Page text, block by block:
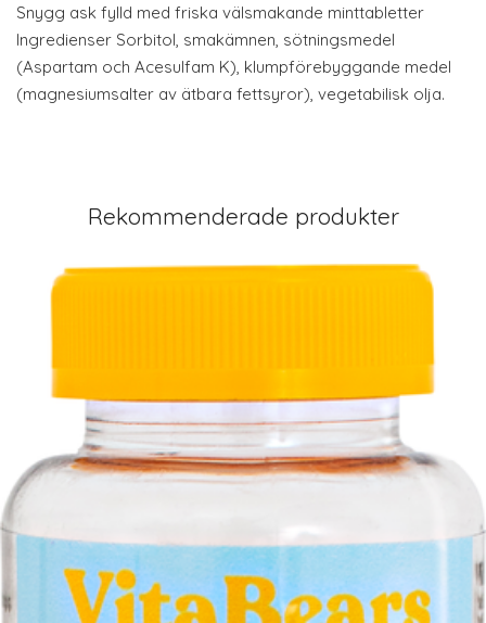
Snygg ask fylld med friska välsmakande minttabletter
Ingredienser Sorbitol, smakämnen, sötningsmedel
(Aspartam och Acesulfam K), klumpförebyggande medel
(magnesiumsalter av ätbara fettsyror), vegetabilisk olja.
Rekommenderade produkter